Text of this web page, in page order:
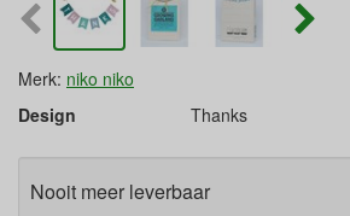
Merk: niko niko
Design
Thanks
Nooit meer leverbaar